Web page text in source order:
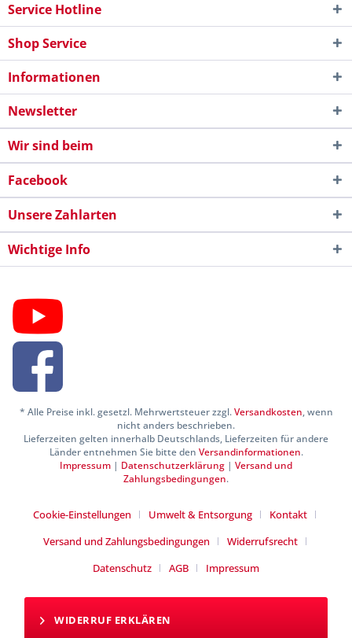
Service Hotline
Shop Service
Informationen
Newsletter
Wir sind beim
Facebook
Unsere Zahlarten
Wichtige Info
* Alle Preise inkl. gesetzl. Mehrwertsteuer zzgl.Versandkosten, wenn
nicht anders beschrieben.
Lieferzeiten gelten innerhalb Deutschlands, Lieferzeiten für andere
Länder entnehmen Sie bitte den Versandinformationen.
Impressum | Datenschutzerklärung | Versand und
Zahlungsbedingungen.
Cookie-Einstellungen Umwelt & Entsorgung
Kontakt
Versand und Zahlungsbedingungen
Widerrufsrecht
Datenschutz
AGB Impressum
WIDERRUF ERKLÄREN